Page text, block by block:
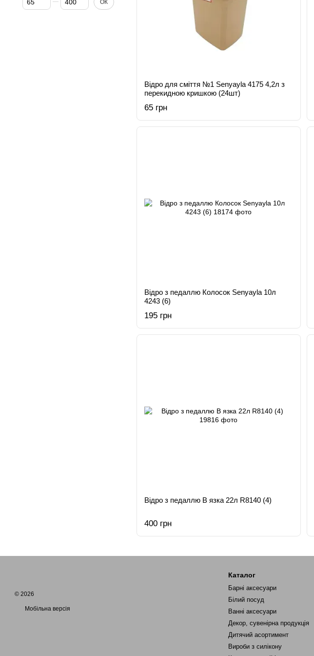
Відро для сміття №1 Senyayla 4175 4,2л з
перекидною кришкою (24шт)
65 грн
Відро з педаллю Колосок Senyayla 10л
4243 (6)
195 грн
Відро з педаллю В язка 22л R8140 (4)
400 грн
ОК
© 2026
Мобільна версія
Каталог
Барні аксесуари
Білий посуд
Ванні аксесуари
Декор, сувенірна продукція
Дитячий асортимент
Вироби з силікону